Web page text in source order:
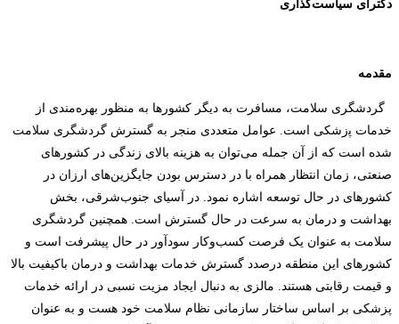
دکترای سیاست‌گذاری
مقدمه
گردشگری سلامت، مسافرت به دیگر کشورها به ‌منظور بهره‌مندی از
خدمات ﭘزشکی است. عوامل متعددی منجر به گسترش گردشگری سلامت
شده است که از آن جمله می‌توان به هزینه بالای زندگی در کشورهای
صنعتی، زمان انتظار همراه با در دسترس بودن جایگزین‌های ارزان در
کشورهای در حال‌ توسعه اشاره نمود. در آسیای جنوب‌شرقی، بخش
بهداشت و درمان به ‌سرعت در حال گسترش است. همچنین گردشگری
سلامت به‌ عنوان یک فرصت کسب‌وکار سودآور در حال پیشرفت است و
کشورهای این منطقه درصدد گسترش خدمات بهداشت و درمان باکیفیت بالا
و قیمت رقابتی هستند. مالزی به دنبال ایجاد مزیت نسبی در ارائه خدمات
پزشکی بر اساس ساختار سازمانی نظام سلامت خود هست و به‌ عنوان